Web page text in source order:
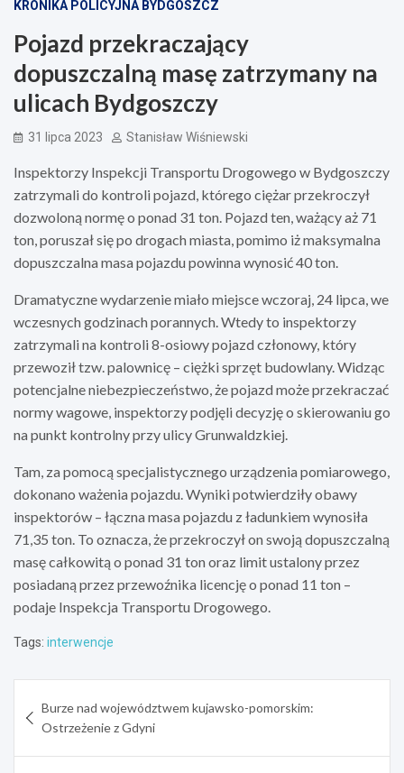
KRONIKA POLICYJNA BYDGOSZCZ
Pojazd przekraczający
dopuszczalną masę zatrzymany na
ulicach Bydgoszczy
31 lipca 2023 Stanisław Wiśniewski
Inspektorzy Inspekcji Transportu Drogowego w Bydgoszczy
zatrzymali do kontroli pojazd, którego ciężar przekroczył
dozwoloną normę o ponad 31 ton. Pojazd ten, ważący aż 71
ton, poruszał się po drogach miasta, pomimo iż maksymalna
dopuszczalna masa pojazdu powinna wynosić 40 ton.
Dramatyczne wydarzenie miało miejsce wczoraj, 24 lipca, we
wczesnych godzinach porannych. Wtedy to inspektorzy
zatrzymali na kontroli 8-osiowy pojazd członowy, który
przewoził tzw. palownicę – ciężki sprzęt budowlany. Widząc
potencjalne niebezpieczeństwo, że pojazd może przekraczać
normy wagowe, inspektorzy podjęli decyzję o skierowaniu go
na punkt kontrolny przy ulicy Grunwaldzkiej.
Tam, za pomocą specjalistycznego urządzenia pomiarowego,
dokonano ważenia pojazdu. Wyniki potwierdziły obawy
inspektorów – łączna masa pojazdu z ładunkiem wynosiła
71,35 ton. To oznacza, że przekroczył on swoją dopuszczalną
masę całkowitą o ponad 31 ton oraz limit ustalony przez
posiadaną przez przewoźnika licencję o ponad 11 ton –
podaje Inspekcja Transportu Drogowego.
Tags: interwencje
wpisu
Burze nad województwem kujawsko-pomorskim:
Ostrzeżenie z Gdyni